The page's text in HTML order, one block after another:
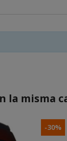
la misma
-30%